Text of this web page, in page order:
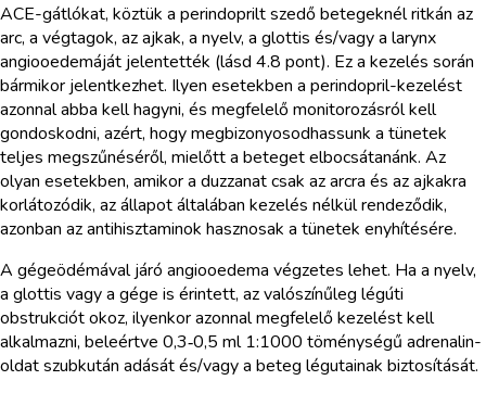
ACE-gátlókat, köztük a perindoprilt szedő betegeknél ritkán az
arc, a végtagok, az ajkak, a nyelv, a glottis és/vagy a larynx
angiooedemáját jelentették (lásd 4.8 pont). Ez a kezelés során
bármikor jelentkezhet. Ilyen esetekben a perindopril-kezelést
azonnal abba kell hagyni, és megfelelő monitorozásról kell
gondoskodni, azért, hogy megbizonyosodhassunk a tünetek
teljes megszűnéséről, mielőtt a beteget elbocsátanánk. Az
olyan esetekben, amikor a duzzanat csak az arcra és az ajkakra
korlátozódik, az állapot általában kezelés nélkül rendeződik,
azonban az antihisztaminok hasznosak a tünetek enyhítésére.
A gégeödémával járó angiooedema végzetes lehet. Ha a nyelv,
a glottis vagy a gége is érintett, az valószínűleg légúti
obstrukciót okoz, ilyenkor azonnal megfelelő kezelést kell
alkalmazni, beleértve 0,3‑0,5 ml 1:1000 töménységű adrenalin-
oldat szubkután adását és/vagy a beteg légutainak biztosítását.